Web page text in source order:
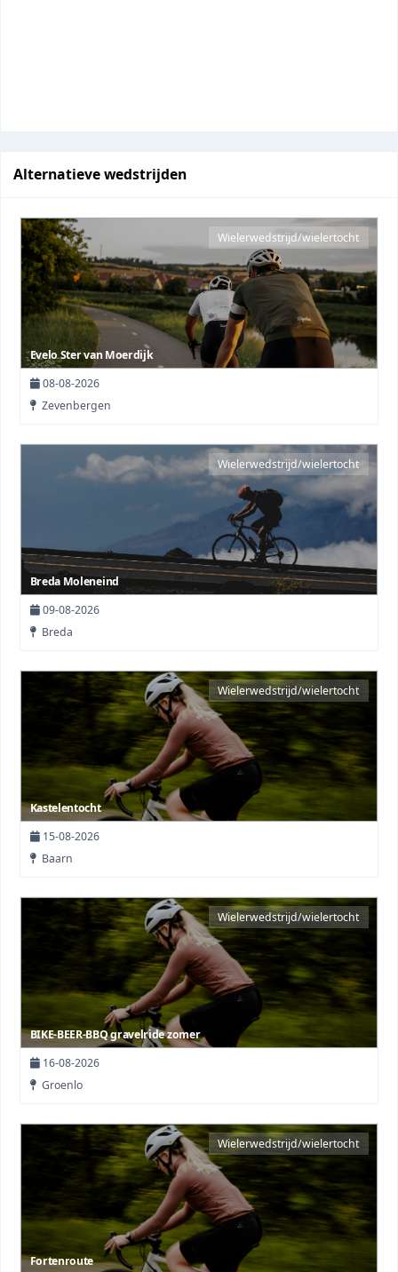
Alternatieve wedstrijden
Wielerwedstrijd/wielertocht
Evelo Ster van Moerdijk
08-08-2026
Zevenbergen
Wielerwedstrijd/wielertocht
Breda Moleneind
09-08-2026
Breda
Wielerwedstrijd/wielertocht
Kastelentocht
15-08-2026
Baarn
Wielerwedstrijd/wielertocht
BIKE-BEER-BBQ gravelride zomer
16-08-2026
Groenlo
Wielerwedstrijd/wielertocht
Fortenroute